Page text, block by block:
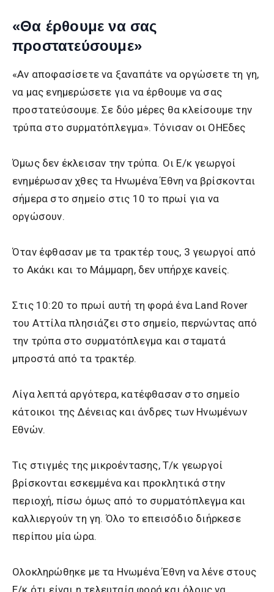
«Θα έρθουμε να σας
προστατεύσουμε»
«Αν αποφασίσετε να ξαναπάτε να οργώσετε τη γη,
να μας ενημερώσετε για να έρθουμε να σας
προστατεύσουμε. Σε δύο μέρες θα κλείσουμε την
τρύπα στο συρματόπλεγμα». Τόνισαν οι ΟΗΕδες
Όμως δεν έκλεισαν την τρύπα. Οι Ε/κ γεωργοί
ενημέρωσαν χθες τα Ηνωμένα Έθνη να βρίσκονται
σήμερα στο σημείο στις 10 το πρωί για να
οργώσουν.
Όταν έφθασαν με τα τρακτέρ τους, 3 γεωργοί από
το Ακάκι και το Μάμμαρη, δεν υπήρχε κανείς.
Στις 10:20 το πρωί αυτή τη φορά ένα Land Rover
του Αττίλα πλησιάζει στο σημείο, περνώντας από
την τρύπα στο συρματόπλεγμα και σταματά
μπροστά από τα τρακτέρ.
Λίγα λεπτά αργότερα, κατέφθασαν στο σημείο
κάτοικοι της Δένειας και άνδρες των Ηνωμένων
Εθνών.
Τις στιγμές της μικροέντασης, Τ/κ γεωργοί
βρίσκονται εσκεμμένα και προκλητικά στην
περιοχή, πίσω όμως από το συρματόπλεγμα και
καλλιεργούν τη γη. Όλο το επεισόδιο διήρκεσε
περίπου μία ώρα.
Ολοκληρώθηκε με τα Ηνωμένα Έθνη να λένε στους